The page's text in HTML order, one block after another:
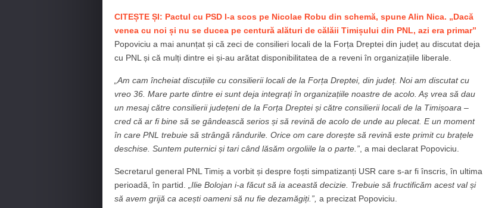
CITEȘTE ȘI: Pactul cu PSD l-a scos pe Nicolae Robu din schemă, spune Alin Nica. „Dacă
venea cu noi și nu se ducea pe centură alături de călăii Timișului din PNL, azi era primar”
Popoviciu a mai anunțat și că zeci de consilieri locali de la Forța Dreptei din județ au discutat deja
cu PNL și că mulți dintre ei și-au arătat disponibilitatea de a reveni în organizațiile liberale.
„Am cam încheiat discuțiile cu consilierii locali de la Forța Dreptei, din județ. Noi am discutat cu
vreo 36. Mare parte dintre ei sunt deja integrați în organizațiile noastre de acolo. Aș vrea să dau
un mesaj către consilierii județeni de la Forța Dreptei și către consilierii locali de la Timișoara –
cred că ar fi bine să se gândească serios și să revină de acolo de unde au plecat. E un moment
în care PNL trebuie să strângă rândurile. Orice om care dorește să revină este primit cu brațele
deschise. Suntem puternici și tari când lăsăm orgoliile la o parte.”, a mai declarat Popoviciu.
Secretarul general PNL Timiș a vorbit și despre foști simpatizanți USR care s-ar fi înscris, în ultima
perioadă, în partid. „Ilie Bolojan i-a făcut să ia această decizie. Trebuie să fructificăm acest val și
să avem grijă ca acești oameni să nu fie dezamăgiți.”, a precizat Popoviciu.